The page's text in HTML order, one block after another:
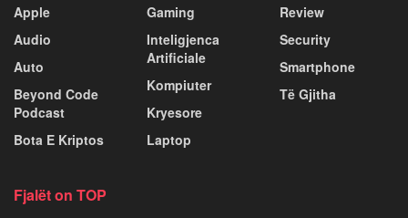
Apple
Audio
Auto
Beyond Code
Podcast
Bota E Kriptos
Gaming
Inteligjenca
Artificiale
Kompiuter
Kryesore
Laptop
Review
Security
Smartphone
Të Gjitha
Fjalët on TOP